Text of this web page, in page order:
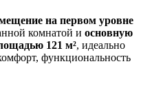
на первом уровне
комнатой и основную
121 м², идеально
функциональность